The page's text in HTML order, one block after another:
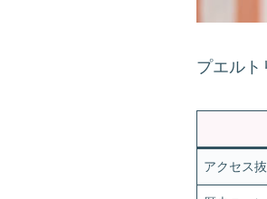
プエルト
アクセス